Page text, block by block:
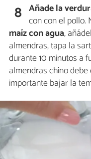
8 Añade la
con con el
maíz con agua,
almendras, tapa la
durante 10 minutos a
almendras chino
importante bajar la